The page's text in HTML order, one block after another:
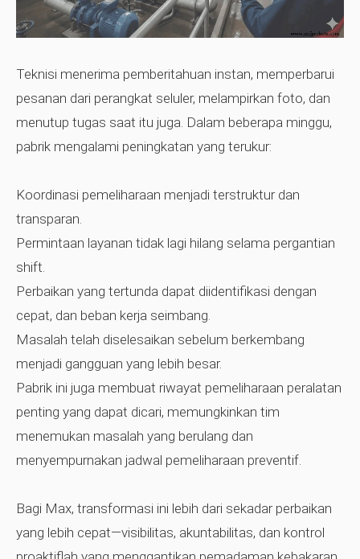
Teknisi menerima pemberitahuan instan, memperbarui
pesanan dari perangkat seluler, melampirkan foto, dan
menutup tugas saat itu juga. Dalam beberapa minggu,
pabrik mengalami peningkatan yang terukur:
Koordinasi pemeliharaan menjadi terstruktur dan
transparan.
Permintaan layanan tidak lagi hilang selama pergantian
shift.
Perbaikan yang tertunda dapat diidentifikasi dengan
cepat, dan beban kerja seimbang.
Masalah telah diselesaikan sebelum berkembang
menjadi gangguan yang lebih besar.
Pabrik ini juga membuat riwayat pemeliharaan peralatan
penting yang dapat dicari, memungkinkan tim
menemukan masalah yang berulang dan
menyempurnakan jadwal pemeliharaan preventif.
Bagi Max, transformasi ini lebih dari sekadar perbaikan
yang lebih cepat—visibilitas, akuntabilitas, dan kontrol